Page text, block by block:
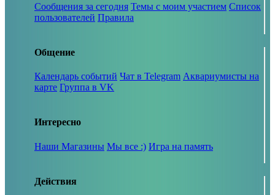
Сообщения за сегодня Темы с моим участием Список
пользователей Правила
Общение
Календарь событий Чат в Telegram Аквариумисты на
карте Группа в VK
Интересно
Наши Магазины Мы все :) Игра на память
Действия